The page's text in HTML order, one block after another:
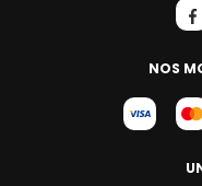
NOS